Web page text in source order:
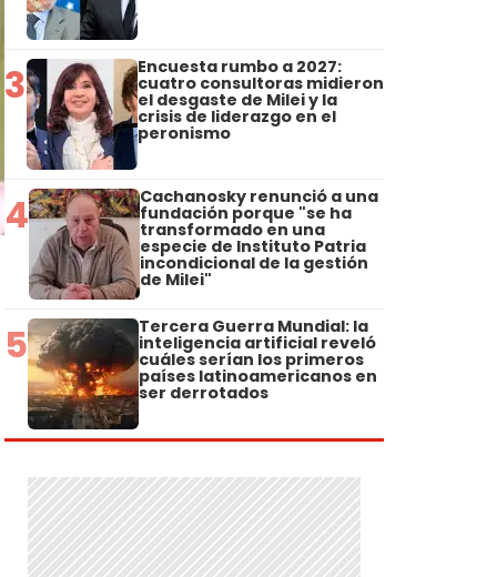
3 Encuesta rumbo a 2027:
cuatro consultoras midieron
el desgaste de Milei y la
crisis de liderazgo en el
peronismo
4 Cachanosky renunció a una
fundación porque "se ha
transformado en una
especie de Instituto Patria
incondicional de la gestión
de Milei"
5 Tercera Guerra Mundial: la
inteligencia artificial reveló
cuáles serían los primeros
países latinoamericanos en
ser derrotados